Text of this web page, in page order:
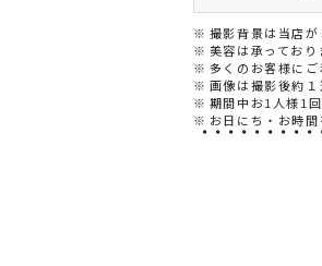
撮影背景は当店
美容は承っており
多くのお客様に
画像は撮影後約１
期間中お1人様1
お日にち・お時